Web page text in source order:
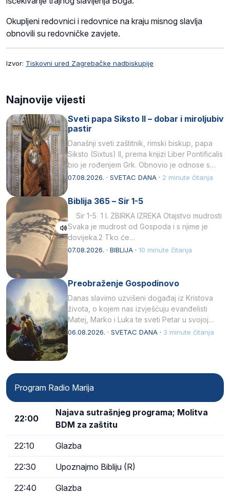
Okupljeni redovnici i redovnice na kraju misnog slavlja
obnovili su redovničke zavjete.
Izvor: Tiskovni ured Zagrebačke nadbiskupije
Najnovije vijesti
Sveti papa Siksto II – dobar i miroljubiv
pastir
Današnji sveti zaštitnik, rimski biskup, papa
Siksto (Sixtus) II, prema knjizi Liber Pontificalis
bio je rođenjem Grk. Obnovio je odnose s
afričkim…
07.08.2026. · SVETAC DANA · 2 minute čitanja
Biblija 365 – Sir 1-5
Sir 1-5 1 I. ZBIRKA IZREKA Otajstvo mudrosti
Svaka je mudrost od Gospoda i s njime je
dovijeka.2 Tko će…
07.08.2026. · BIBLIJA · 10 minute čitanja
Preobraženje Gospodinovo
Danas slavimo uzvišeni događaj iz Kristova
života, o kojem nas izvješćuju evanđelisti
Matej, Marko i Luka te sveti Petar u svojoj
drugoj…
06.08.2026. · SVETAC DANA · 3 minute čitanja
Program Radio Marija
22:00
Najava sutrašnjeg programa; Molitva
BDM za zaštitu
22:10 Glazba
22:30 Upoznajmo Bibliju (R)
22:40 Glazba